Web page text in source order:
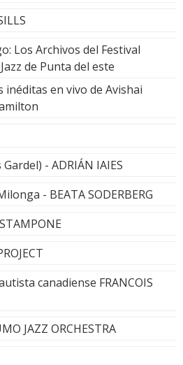
Los Archivos del Festival
de Punta del este
inéditas en vivo de Avishai
- ADRIÁN IAIES
- BEATA SODERBERG
canadiense FRANCOIS
JAZZ ORCHESTRA